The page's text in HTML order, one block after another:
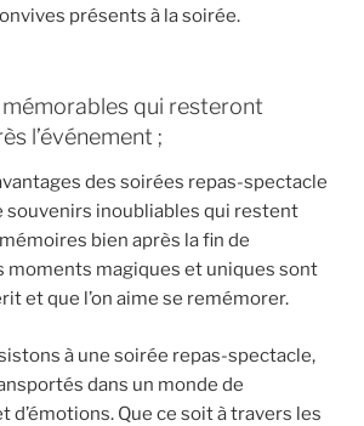
présents à la soirée.
qui resteront
l’événement ;
des soirées repas-spectacle
souvenirs inoubliables qui restent
bien après la fin de
moments magiques et uniques sont
et que l’on aime se remémorer.
à une soirée repas-spectacle,
dans un monde de
Que ce soit à travers les